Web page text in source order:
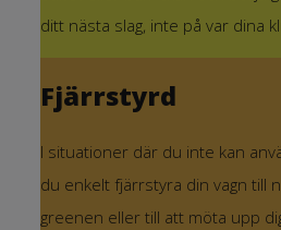
ditt nästa slag, inte på var dina
Fjärrstyrd
I situationer där du inte kan
du enkelt fjärrstyra din vagn till
greenen eller till att möta upp